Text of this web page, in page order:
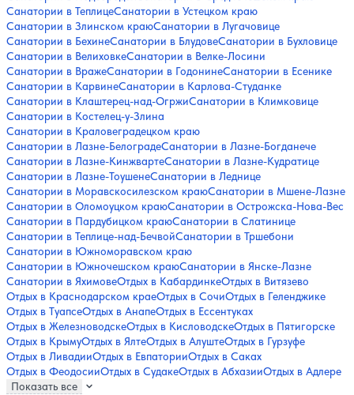
Санатории в ТеплицеСанатории в Устецком краю
Санатории в Злинском краюСанатории в Лугачовице
Санатории в БехинеСанатории в БлудовеСанатории в Бухловице
Санатории в ВелиховкеСанатории в Велке-Лосини
Санатории в ВражеСанатории в ГодонинеСанатории в Есенике
Санатории в КарвинеСанатории в Карлова-Студанке
Санатории в Клаштерец-над-ОгржиСанатории в Климковице
Санатории в Костелец-у-Злина
Санатории в Краловеградецком краю
Санатории в Лазне-БелоградеСанатории в Лазне-Богданече
Санатории в Лазне-КинжвартеСанатории в Лазне-Кудратице
Санатории в Лазне-ТоушенеСанатории в Леднице
Санатории в Моравскосилезском краюСанатории в Мшене-Лазне
Санатории в Оломоуцком краюСанатории в Острожска-Нова-Вес
Санатории в Пардубицком краюСанатории в Слатинице
Санатории в Теплице-над-БечвойСанатории в Тршебони
Санатории в Южноморавском краю
Санатории в Южночешском краюСанатории в Янске-Лазне
Санатории в ЯхимовеОтдых в КабардинкеОтдых в Витязево
Отдых в Краснодарском краеОтдых в СочиОтдых в Геленджике
Отдых в ТуапсеОтдых в АнапеОтдых в Ессентуках
Отдых в ЖелезноводскеОтдых в КисловодскеОтдых в Пятигорске
Отдых в КрымуОтдых в ЯлтеОтдых в АлуштеОтдых в Гурзуфе
Отдых в ЛивадииОтдых в ЕвпаторииОтдых в Саках
Отдых в ФеодосииОтдых в СудакеОтдых в АбхазииОтдых в Адлере
Показать все